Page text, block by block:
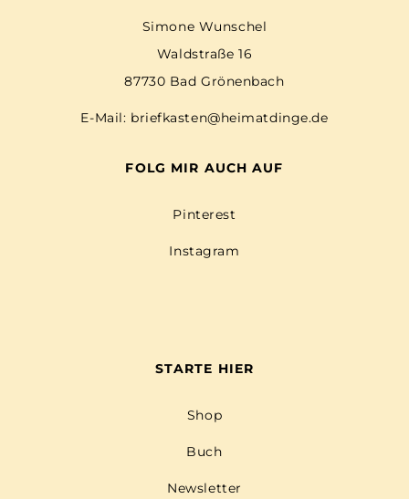
Simone Wunschel
Waldstraße 16
87730 Bad Grönenbach
E-Mail: briefkasten@heimatdinge.de
FOLG MIR AUCH AUF
Pinterest
Instagram
STARTE HIER
Shop
Buch
Newsletter